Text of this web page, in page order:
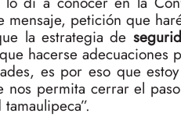
mensaje, petición que
la estrategia de
hacerse adecuaciones
es por eso que
permita cerrar el